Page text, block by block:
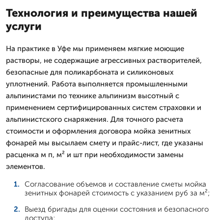
Технология и преимущества нашей
услуги
На практике в Уфе мы применяем мягкие моющие
растворы, не содержащие агрессивных растворителей,
безопасные для поликарбоната и силиконовых
уплотнений. Работа выполняется промышленными
альпинистами по технике альпинизм высотный с
применением сертифицированных систем страховки и
альпинистского снаряжения. Для точного расчета
стоимости и оформления договора мойка зенитных
фонарей мы высылаем смету и прайс-лист, где указаны
расценка м п, м² и шт при необходимости замены
элементов.
Согласование объемов и составление сметы мойка
зенитных фонарей стоимость с указанием руб за м²;
Выезд бригады для оценки состояния и безопасного
доступа;